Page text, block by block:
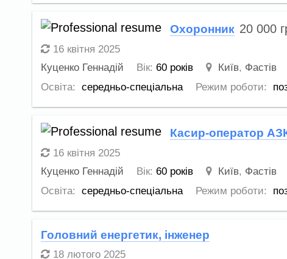
Охоронник 20 000
16 квітня 2025
Куценко Геннадій
Вік: 60 років Київ, Фастів
Освіта:
середньо-спеціальна Режим роботи:
Касир-оператор
16 квітня 2025
Куценко Геннадій
Вік: 60 років Київ, Фастів
Освіта:
середньо-спеціальна Режим роботи:
Головний енергетик, інженер
18 лютого 2025